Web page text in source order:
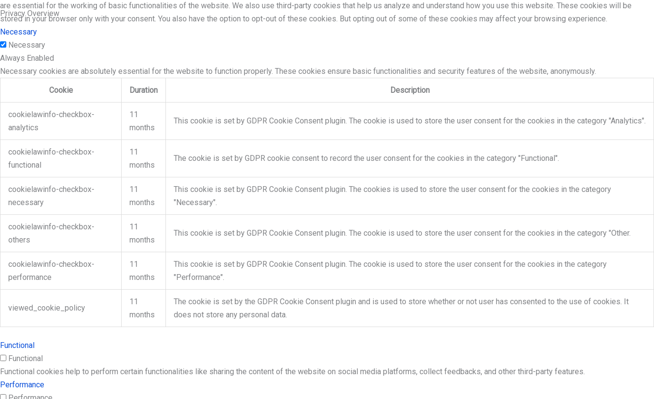
Privacy Overview
are essential for the working of basic functionalities of the website. We also use third-party cookies that help us analyze and understand how you use this website. These cookies will be
stored in your browser only with your consent. You also have the option to opt-out of these cookies. But opting out of some of these cookies may affect your browsing experience.
Necessary
Necessary
Always Enabled
Necessary cookies are absolutely essential for the website to function properly. These cookies ensure basic functionalities and security features of the website, anonymously.
Cookie Duration Description
cookielawinfo-checkbox-
analytics
11
months
This cookie is set by GDPR Cookie Consent plugin. The cookie is used to store the user consent for the cookies in the category "Analytics".
cookielawinfo-checkbox-
functional
11
months
The cookie is set by GDPR cookie consent to record the user consent for the cookies in the category "Functional".
cookielawinfo-checkbox-
necessary
11
months
This cookie is set by GDPR Cookie Consent plugin. The cookies is used to store the user consent for the cookies in the category
"Necessary".
cookielawinfo-checkbox-
others
11
months
This cookie is set by GDPR Cookie Consent plugin. The cookie is used to store the user consent for the cookies in the category "Other.
cookielawinfo-checkbox-
performance
11
months
This cookie is set by GDPR Cookie Consent plugin. The cookie is used to store the user consent for the cookies in the category
"Performance".
viewed_cookie_policy
11
months
The cookie is set by the GDPR Cookie Consent plugin and is used to store whether or not user has consented to the use of cookies. It
does not store any personal data.
Functional
Functional
Functional cookies help to perform certain functionalities like sharing the content of the website on social media platforms, collect feedbacks, and other third-party features.
Performance